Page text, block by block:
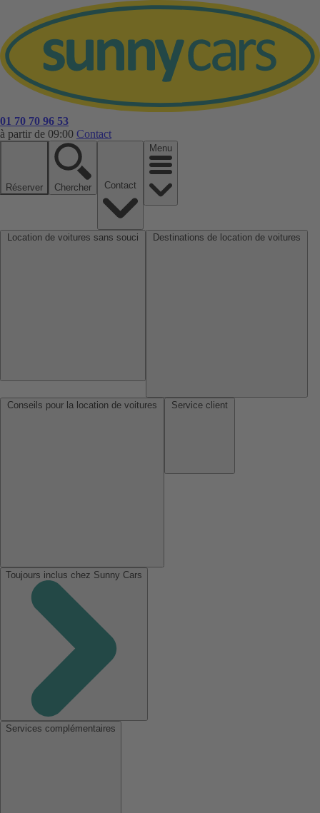
01 70 70 96 53
à partir de 09:00 Contact
Réserver Chercher
Menu
Toujours inclus chez Sunny Cars
Services complémentaires